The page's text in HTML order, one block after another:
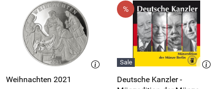
Weihnachten 2021
Deutsche Kanzler -